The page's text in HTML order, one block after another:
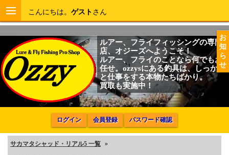
お
知
ら
せ
こんにちは。 ゲスト さん
ルアー、フライフィッシングの専門
店、オジーズへようこそ！
ルアー、フライのことなら何でもお
任せ。ozzysにある釣具は、しっかり
と仕事をする本物たちばかり。
買取も実施中！
ログイン 会員登録 パスワード確認
サカマタシャッド・リアル5 一覧 »